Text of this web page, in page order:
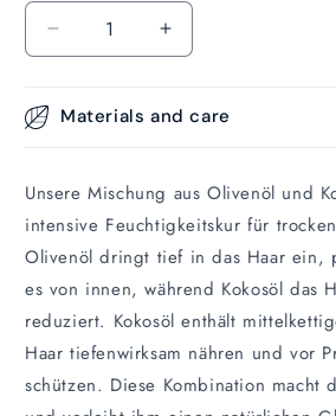
Verringere
die
für
aus
50%
Kokosnussöl
&amp;
50%
Olivenöl
Erhöhe
die
für
aus
50%
Kokosnussöl
&amp;
50%
Olivenöl
Materials and care
Unsere Mischung aus Olivenöl und
intensive Feuchtigkeitskur für
Olivenöl dringt tief in das Haar ein,
es von innen, während Kokosöl das
reduziert. Kokosöl enthält
Haar tiefenwirksam nähren und vor
schützen. Diese Kombination macht